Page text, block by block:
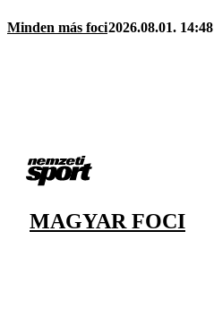
Minden más foci2026.08.01. 14:48
MAGYAR FOCI